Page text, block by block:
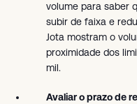
volume para saber
subir de faixa e
Jota mostram o
proximidade dos
mil.
Avaliar o prazo de